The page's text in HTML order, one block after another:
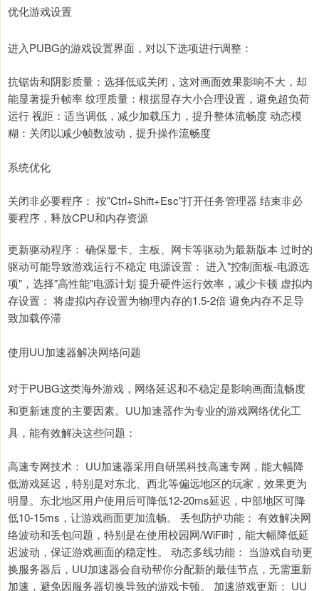
优化游戏设置
进入PUBG的游戏设置界面，对以下选项进行调整：
抗锯齿和阴影质量：选择低或关闭，这对画面效果影响不大，却
能显著提升帧率 纹理质量：根据显存大小合理设置，避免超负荷
运行 视距：适当调低，减少加载压力，提升整体流畅度 动态模
糊：关闭以减少帧数波动，提升操作流畅度
系统优化
关闭非必要程序： 按"Ctrl+Shift+Esc"打开任务管理器 结束非必
要程序，释放CPU和内存资源
更新驱动程序： 确保显卡、主板、网卡等驱动为最新版本 过时的
驱动可能导致游戏运行不稳定 电源设置： 进入"控制面板-电源选
项"，选择"高性能"电源计划 提升硬件运行效率，减少卡顿 虚拟内
存设置： 将虚拟内存设置为物理内存的1.5-2倍 避免内存不足导
致加载停滞
使用UU加速器解决网络问题
对于PUBG这类海外游戏，网络延迟和不稳定是影响画面流畅度
和更新速度的主要因素。UU加速器作为专业的游戏网络优化工
具，能有效解决这些问题：
高速专网技术： UU加速器采用自研黑科技高速专网，能大幅降
低游戏延迟，特别是对东北、西北等偏远地区的玩家，效果更为
明显。东北地区用户使用后可降低12-20ms延迟，中部地区可降
低10-15ms，让游戏画面更加流畅。 丢包防护功能： 有效解决网
络波动和丢包问题，特别是在使用校园网/WiFi时，能大幅降低延
迟波动，保证游戏画面的稳定性。 动态多线功能： 当游戏自动更
换服务器后，UU加速器会自动帮你分配新的最佳节点，无需重新
加速，避免因服务器切换导致的游戏卡顿。 加速游戏更新： UU